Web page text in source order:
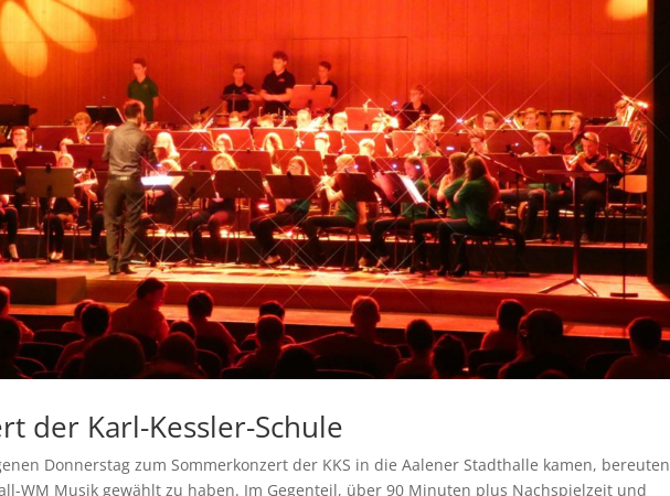
der Karl-Kessler-Schule
Donnerstag zum Sommerkonzert der KKS in die Aalener Stadthalle kamen, bereuten
WM Musik gewählt zu haben. Im Gegenteil, über 90 Minuten plus Nachspielzeit und